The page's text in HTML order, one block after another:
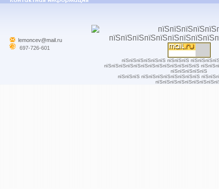
lemoncev@mail.ru
697-726-601
пїЅпїЅпїЅпїЅпїЅпїЅ пїЅпїЅпїЅ
пїЅпїЅпїЅпїЅпїЅпїЅпїЅпїЅпїЅпїЅпїЅпїЅпїЅ
пїЅпїЅпїЅпїЅпїЅ
пїЅпїЅпїЅ пїЅпїЅпїЅпїЅпїЅпїЅпїЅпїЅ